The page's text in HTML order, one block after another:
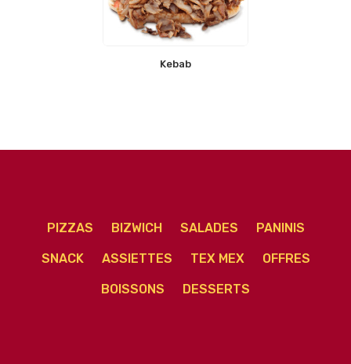
Kebab
PIZZAS BIZWICH SALADES PANINIS
SNACK ASSIETTES TEX MEX OFFRES
BOISSONS DESSERTS